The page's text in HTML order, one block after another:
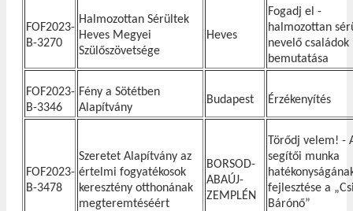
FOF2023-
B-3270
Halmozottan Sérültek
Heves Megyei
Szülőszövetsége
Heves
Fogadj el -
halmozottan
nevelő családok
bemutatása
FOF2023-
B-3346
Fény a Sötétben
Alapítvány
Budapest Érzékenyítés
FOF2023-
B-3478
Szeretet Alapítvány az
értelmi fogyatékosok
keresztény otthonának
megteremtéséért
BORSOD-
ABAÚJ-
ZEMPLÉN
Törődj velem! -
segítői munka
fejlesztése a
Bárónő”